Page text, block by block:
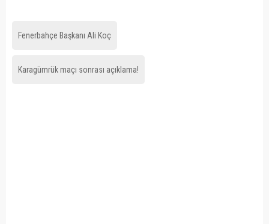
Fenerbahçe Başkanı Ali Koç
Karagümrük maçı sonrası açıklama!